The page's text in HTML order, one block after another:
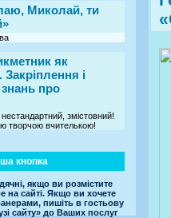
Миколай, ти
як
і
про
змістовний!
творчою вчителькою!
кнопка
якщо ви розмістите
на сайті. Якщо ви хочете
пишіть в гостьову
сайту» до Ваших послуг